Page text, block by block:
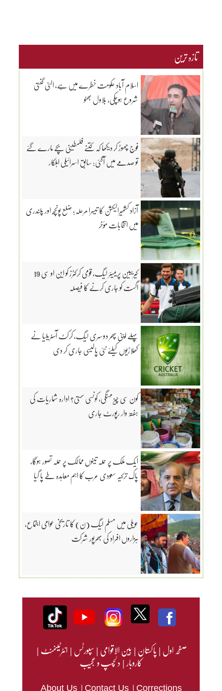
تازہ ترین
اسلام آباد حکومت خطرے میں ہے، الٹی گنتی
شروع ہوچکی، بلاول بھٹو
فوج چھوڑ کر دیکھا کہ کتنے فلسطینی بچے مارے گئے
تو صدمے میں آگئی: سابق اسرائیلی اہلکار
آزاد کشمیرالیکشن کا تیسرا مرحلہ؛ ضلع پونچھ اور پلندری
میں انتخابات مؤخر
کیریبین پریمیئر لیگ، قومی کرکٹرز کو این او سی 19
اگست کو جاری کرنے کا فیصلہ
پہلے اپنی پھر دوسری لیگ، کرکٹ آسٹریلیا نے
کھلاڑیوں کیلئے نئی پالیسی جاری کر دی
کون سی چیز مہنگی، کونسی سستی؟ ادارہ شماریات کی
ہفتہ وار رپورٹ جاری
ایک ملک پر حملہ تینوں ممالک پر حملہ تصور ہوگا،
پاک ترکیہ سعودی عرب کا اہم معاہدہ طے پا گیا
حویلی میں مسلم لیگ (ن) کا تاریخی عوامی اجتماع،
ہزاروں افراد کی بھرپور شرکت
صفحہ اول|پاکستان|بین الاقوامی|سپورٹس|انٹرٹینمنٹ|
کاروبار|دلچسپ و عجیب
About Us Contact Us Corrections